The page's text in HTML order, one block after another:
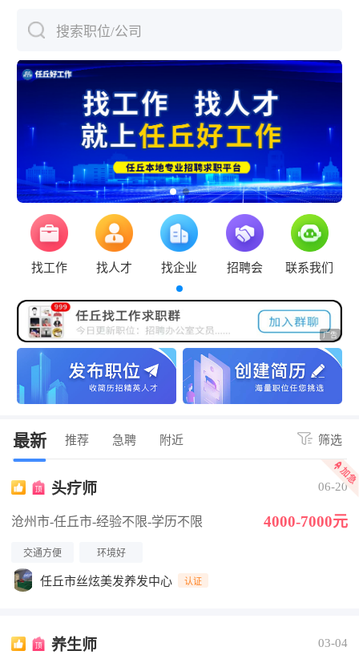
搜索职位/公司
找工作 找人才 找企业 招聘会 联系我们
最新 推荐 急聘 附近 筛选
头疗师 06-20
沧州市-任丘市-经验不限-学历不限 4000-7000元
交通方便 环境好
任丘市丝炫美发养发中心 认证
养生师 03-04